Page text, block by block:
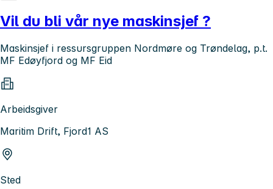
Vil du bli vår nye maskinsjef ?
Maskinsjef i ressursgruppen Nordmøre og Trøndelag, p.t.
MF Edøyfjord og MF Eid
Arbeidsgiver
Maritim Drift, Fjord1 AS
Sted